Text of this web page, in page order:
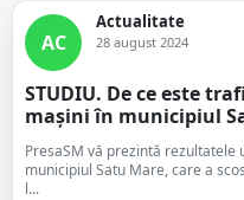
AC
Actualitate
28 august 2024
STUDIU. De ce este
mașini în municipiul
PresaSM vă prezintă
municipiul Satu Mare, care a
l...